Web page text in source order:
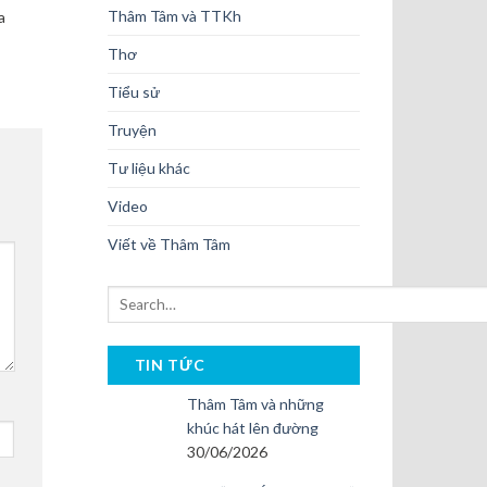
Thâm Tâm và TTKh
Thơ
Tiểu sử
Truyện
Tư liệu khác
Video
Viết về Thâm Tâm
TIN TỨC
Thâm Tâm và những
khúc hát lên đường
30/06/2026